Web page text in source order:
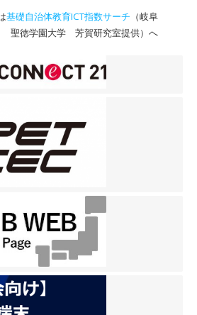
注意ください。
基礎自治体教育ICT指数サーチ （岐阜
聖徳学園大学 芳賀研究室提供）へ